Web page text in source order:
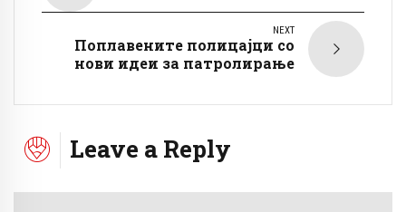
NEXT
Поплавените полицајци со
нови идеи за патролирање
Leave a Reply